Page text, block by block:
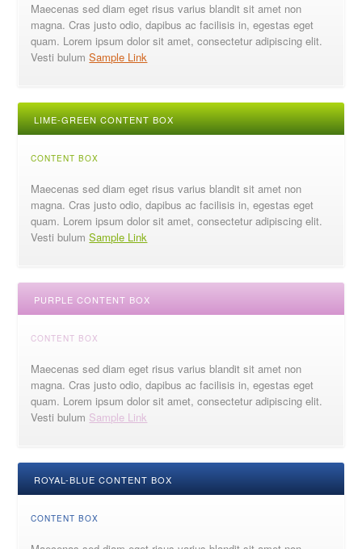
Maecenas sed diam eget risus varius blandit sit amet non
magna. Cras justo odio, dapibus ac facilisis in, egestas eget
quam. Lorem ipsum dolor sit amet, consectetur adipiscing elit.
Vesti bulumSample Link
LIME-GREEN CONTENT BOX
CONTENT BOX
Maecenas sed diam eget risus varius blandit sit amet non
magna. Cras justo odio, dapibus ac facilisis in, egestas eget
quam. Lorem ipsum dolor sit amet, consectetur adipiscing elit.
Vesti bulumSample Link
PURPLE CONTENT BOX
CONTENT BOX
Maecenas sed diam eget risus varius blandit sit amet non
magna. Cras justo odio, dapibus ac facilisis in, egestas eget
quam. Lorem ipsum dolor sit amet, consectetur adipiscing elit.
Vesti bulum Sample Link
ROYAL-BLUE CONTENT BOX
CONTENT BOX